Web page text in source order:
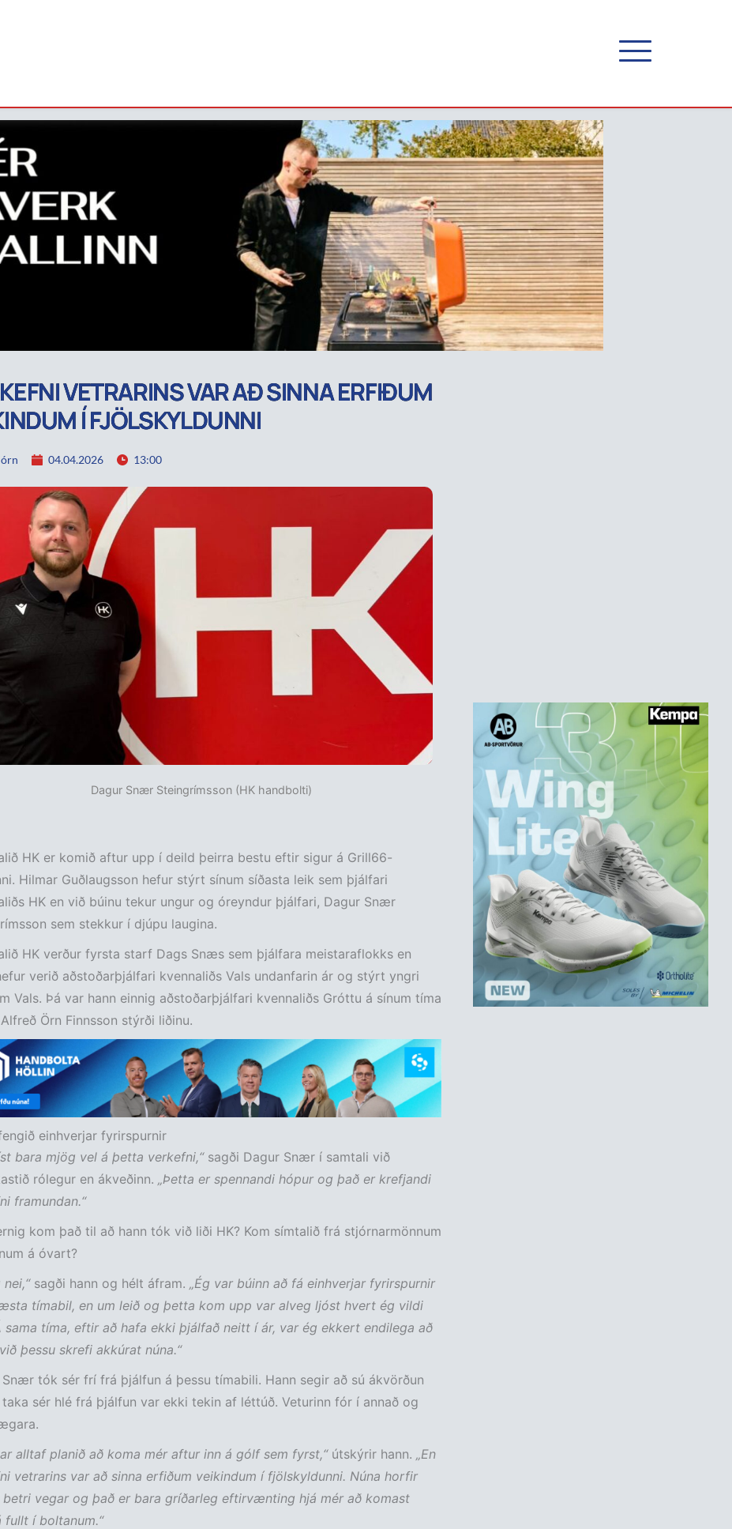
VETRARINS VAR AÐ SINNA ERFIÐUM
Í FJÖLSKYLDUNNI
04.04.2026 13:00
Dagur Snær Steingrímsson (HK handbolti)
HK er komið aftur upp í deild þeirra bestu eftir sigur á Grill66-
Hilmar Guðlaugsson hefur stýrt sínum síðasta leik sem þjálfari
HK en við búinu tekur ungur og óreyndur þjálfari, Dagur Snær
sem stekkur í djúpu laugina.
HK verður fyrsta starf Dags Snæs sem þjálfara meistaraflokks en
verið aðstoðarþjálfari kvennaliðs Vals undanfarin ár og stýrt yngri
Vals. Þá var hann einnig aðstoðarþjálfari kvennaliðs Gróttu á sínum tíma
Örn Finnsson stýrði liðinu.
einhverjar fyrirspurnir
bara mjög vel á þetta verkefni,“ sagði Dagur Snær í samtali við
rólegur en ákveðinn. „Þetta er spennandi hópur og það er krefjandi
framundan.“
kom það til að hann tók við liði HK? Kom símtalið frá stjórnarmönnum
á óvart?
nei,“sagði hann og hélt áfram. „Ég var búinn að fá einhverjar fyrirspurnir
tímabil, en um leið og þetta kom upp var alveg ljóst hvert ég vildi
sama tíma, eftir að hafa ekki þjálfað neitt í ár, var ég ekkert endilega að
þessu skrefi akkúrat núna.“
Snær tók sér frí frá þjálfun á þessu tímabili. Hann segir að sú ákvörðun
taka sér hlé frá þjálfun var ekki tekin af léttúð. Veturinn fór í annað og
alltaf planið að koma mér aftur inn á gólf sem fyrst,“útskýrir hann. „En
vetrarins var að sinna erfiðum veikindum í fjölskyldunni. Núna horfir
vegar og það er bara gríðarleg eftirvænting hjá mér að komast
fullt í boltanum.“